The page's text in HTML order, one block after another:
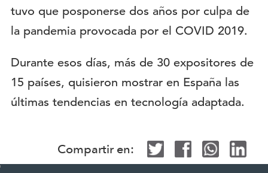
tuvo que posponerse dos años por culpa de
la pandemia provocada por el COVID 2019.
Durante esos días, más de 30 expositores de
15 países, quisieron mostrar en España las
últimas tendencias en tecnología adaptada.
Compartir en:
Mapa